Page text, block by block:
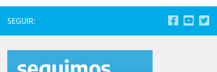
SEGUIR: